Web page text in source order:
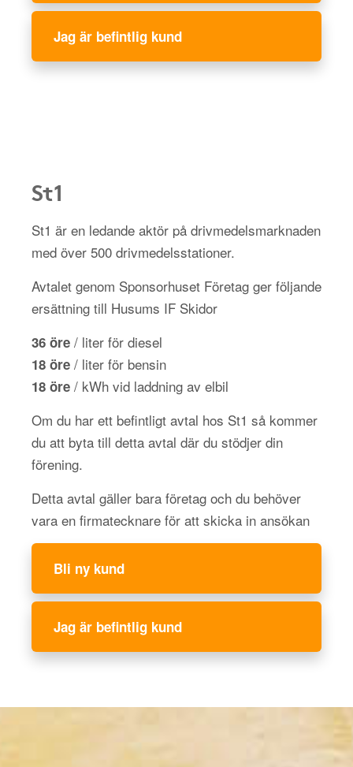
Jag är befintlig kund
St1
St1 är en ledande aktör på drivmedelsmarknaden
med över 500 drivmedelsstationer.
Avtalet genom Sponsorhuset Företag ger följande
ersättning till Husums IF Skidor
36 öre / liter för diesel
18 öre / liter för bensin
18 öre / kWh vid laddning av elbil
Om du har ett befintligt avtal hos St1 så kommer
du att byta till detta avtal där du stödjer din
förening.
Detta avtal gäller bara företag och du behöver
vara en firmatecknare för att skicka in ansökan
Bli ny kund
Jag är befintlig kund